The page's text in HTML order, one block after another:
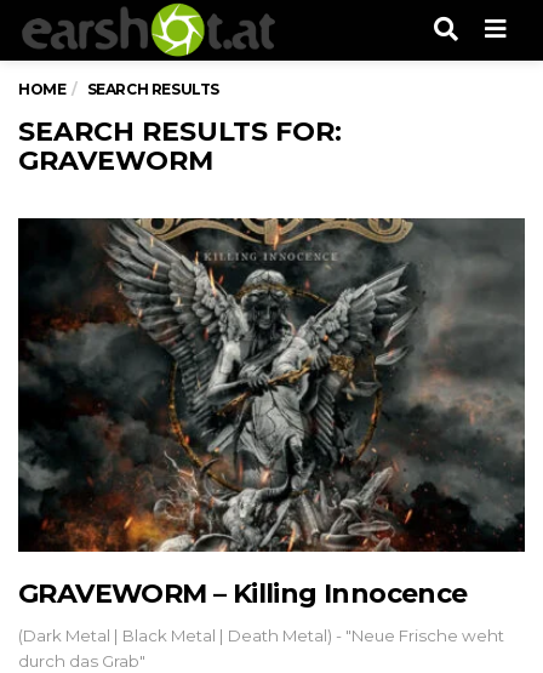
HOME SEARCH RESULTS
SEARCH RESULTS FOR:
GRAVEWORM
GRAVEWORM – Killing Innocence
(Dark Metal | Black Metal | Death Metal) - "Neue Frische weht
durch das Grab"